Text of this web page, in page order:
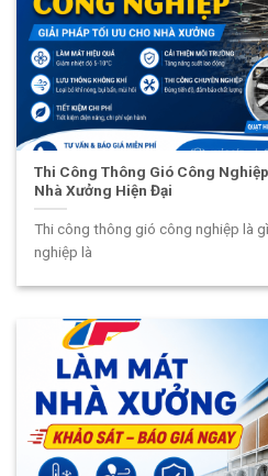
Thi Công Thông Gió Công
Nhà Xưởng Hiện Đại
Thi công thông gió công nghiệp là
nghiệp là